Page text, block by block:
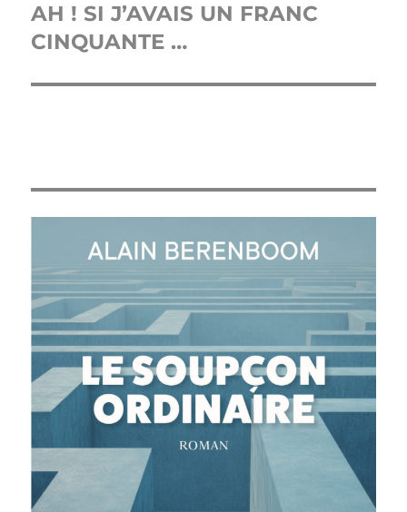
Publication
suivante :
AH ! SI J’AVAIS UN FRANC
CINQUANTE …